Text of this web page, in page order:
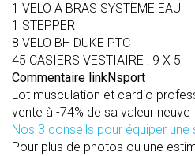
1 VELO A BRAS SYSTÈME EAU
1 STEPPER
8 VELO BH DUKE PTC
45 CASIERS VESTIAIRE : 9 X 5
Commentaire linkNsport
Lot musculation et cardio
vente à -74% de sa valeur neuve
Nos 3 conseils pour équiper une
Pour plus de photos ou une